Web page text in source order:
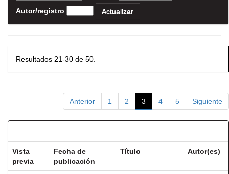
Autor/registro
Resultados 21-30 de 50.
Anterior 1 2 3 4 5 Siguiente
Vista
previa
Fecha de
publicación
Título Autor(es)